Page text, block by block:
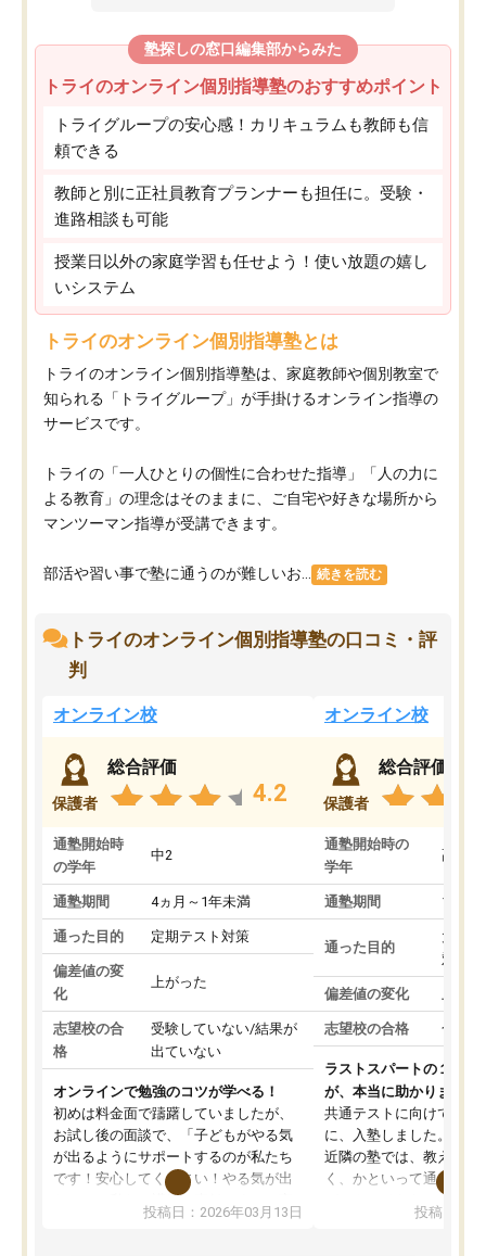
塾探しの窓口編集部からみた
トライのオンライン個別指導塾のおすすめポイント
トライグループの安心感！カリキュラムも教師も信
頼できる
教師と別に正社員教育プランナーも担任に。受験・
進路相談も可能
授業日以外の家庭学習も任せよう！使い放題の嬉し
いシステム
トライのオンライン個別指導塾とは
トライのオンライン個別指導塾は、家庭教師や個別教室で
知られる「トライグループ」が手掛けるオンライン指導の
サービスです。
トライの「一人ひとりの個性に合わせた指導」「人の力に
よる教育」の理念はそのままに、ご自宅や好きな場所から
マンツーマン指導が受講できます。
部活や習い事で塾に通うのが難しいお... 続きを読む
トライのオンライン個別指導塾の口コミ・評
判
オンライン校
保護者
総合評価
4.2
通塾開始時
の学年
中2
通塾期間 4ヵ月～1年未満
通った目的 定期テスト対策
偏差値の変
化
上がった
志望校の合
格
受験していない/結果が
出ていない
オンラインで勉強のコツが学べる！
初めは料金面で躊躇していましたが、
お試し後の面談で、「子どもがやる気
が出るようにサポートするのが私たち
です！安心してください！やる気が出
ないのは私たち講師の責任です」と言
ってくださり、確かに！と考えて、思
投稿日：2026年03月13日
オンライン校
保護者
総合評価
通塾開始時の
学年
高3
通塾期間 1～3
通った目的
大学
対策
偏差値の変化 上が
志望校の合格 合格
ラストスパートの１か月
が、本当に助かりました
共通テストに向けての追
に、入塾しました。田舎
近隣の塾では、教えても
く、かといって通うには
可能なので本当に助か
投稿日：